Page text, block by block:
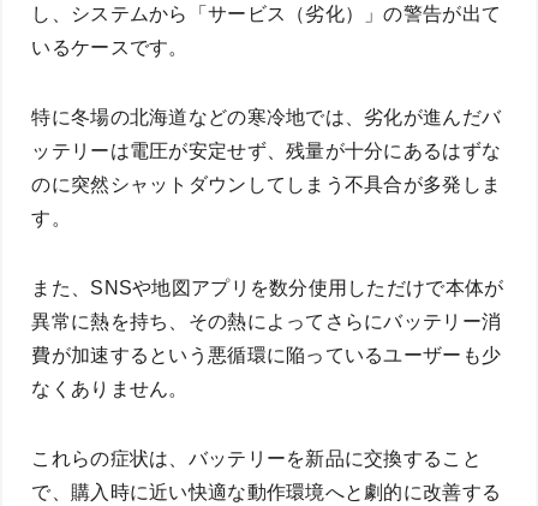
し、システムから「サービス（劣化）」の警告が出て
いるケースです。
特に冬場の北海道などの寒冷地では、劣化が進んだバ
ッテリーは電圧が安定せず、残量が十分にあるはずな
のに突然シャットダウンしてしまう不具合が多発しま
す。
また、SNSや地図アプリを数分使用しただけで本体が
異常に熱を持ち、その熱によってさらにバッテリー消
費が加速するという悪循環に陥っているユーザーも少
なくありません。
これらの症状は、バッテリーを新品に交換すること
で、購入時に近い快適な動作環境へと劇的に改善する